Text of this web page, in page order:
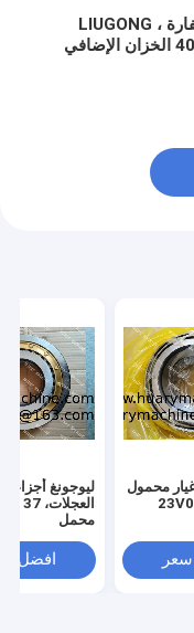
أجزاء حفارة LIUGONG ،
40C0371 الخزان الإضافي
محمول
العجلات، 23V0064
ليوجونغ أجزاء
محمل
افضل